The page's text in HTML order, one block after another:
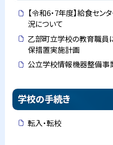
【令和6・7年度】給食セ
況について
乙部町立学校の教育職員
保措置実施計画
公立学校情報機器整備事
学校の手続き
転入・転校